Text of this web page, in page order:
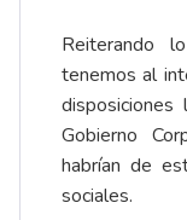
Reiterando
tenemos al
Gobierno
habrían de
sociales.